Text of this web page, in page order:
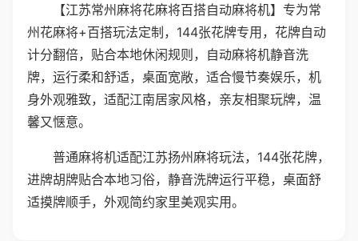
【江苏常州麻将花麻将百搭自动麻将机】专为常
州花麻将+百搭玩法定制，144张花牌专用，花牌自动
计分翻倍，贴合本地休闲规则，自动麻将机静音洗
牌，运行柔和舒适，桌面宽敞，适合慢节奏娱乐，机
身外观雅致，适配江南居家风格，亲友相聚玩牌，温
馨又惬意。
普通麻将机适配江苏扬州麻将玩法，144张花牌，
进牌胡牌贴合本地习俗，静音洗牌运行平稳，桌面舒
适摸牌顺手，外观简约家里美观实用。